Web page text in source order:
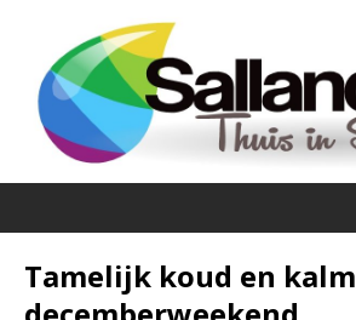
Tamelijk koud en kalm